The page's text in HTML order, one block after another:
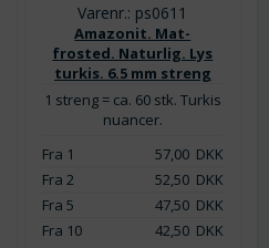
Varenr.: ps0611
Amazonit. Mat-
frosted. Naturlig. Lys
turkis. 6.5 mm streng
1 streng = ca. 60 stk. Turkis
nuancer.
Fra 1
57,00DKK
Fra 2
52,50DKK
Fra 5
47,50DKK
Fra 10
42,50DKK